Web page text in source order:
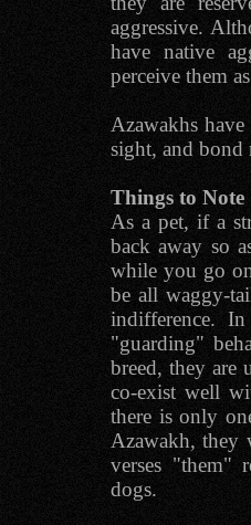
aggressive.
have native
perceive them
Azawakhs
sight, and bond
Things to Note
As a pet, if a
back away so
while you go
be all waggy-
indifference.
"guarding"
breed, they are
co-exist well
there is only
Azawakh, they
verses "them"
dogs.